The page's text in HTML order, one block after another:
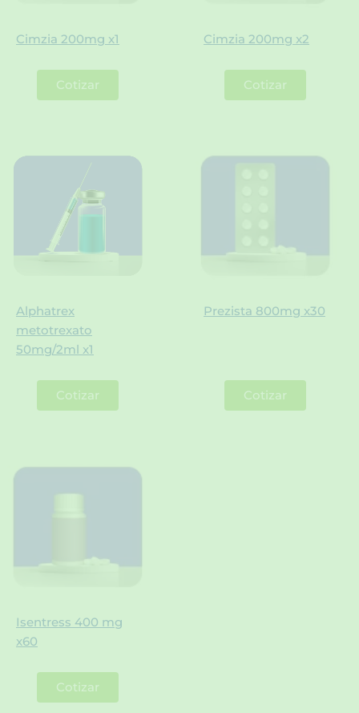
Cimzia 200mg x1
Cotizar
Cimzia 200mg x2
Cotizar
Alphatrex
metotrexato
50mg/2ml x1
Cotizar
Prezista 800mg x30
Cotizar
Isentress 400 mg
x60
Cotizar